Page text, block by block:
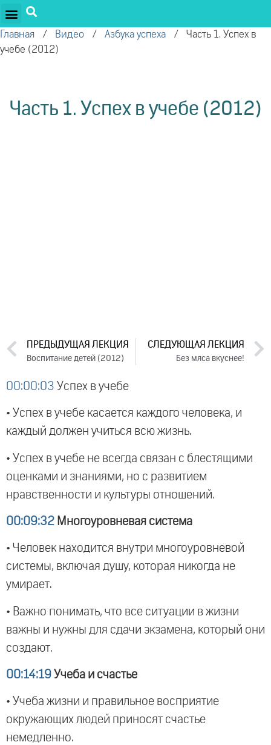
Главная / Видео / Азбука успеха / Часть 1. Успех в
учебе (2012)
Часть 1. Успех в учебе (2012)
ПРЕДЫДУЩАЯ ЛЕКЦИЯ
Воспитание детей (2012)
СЛЕДУЮЩАЯ ЛЕКЦИЯ
Без мяса вкуснее!
00:00:03 Успех в учебе
• Успех в учебе касается каждого человека, и
каждый должен учиться всю жизнь.
• Успех в учебе не всегда связан с блестящими
оценками и знаниями, но с развитием
нравственности и культуры отношений.
00:09:32 Многоуровневая система
• Человек находится внутри многоуровневой
системы, включая душу, которая никогда не
умирает.
• Важно понимать, что все ситуации в жизни
важны и нужны для сдачи экзамена, который они
создают.
00:14:19 Учеба и счастье
• Учеба жизни и правильное восприятие
окружающих людей приносят счастье
немедленно.